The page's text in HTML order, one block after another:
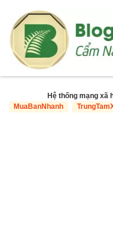
Hệ thống mạng xã
MuaBanNhanh